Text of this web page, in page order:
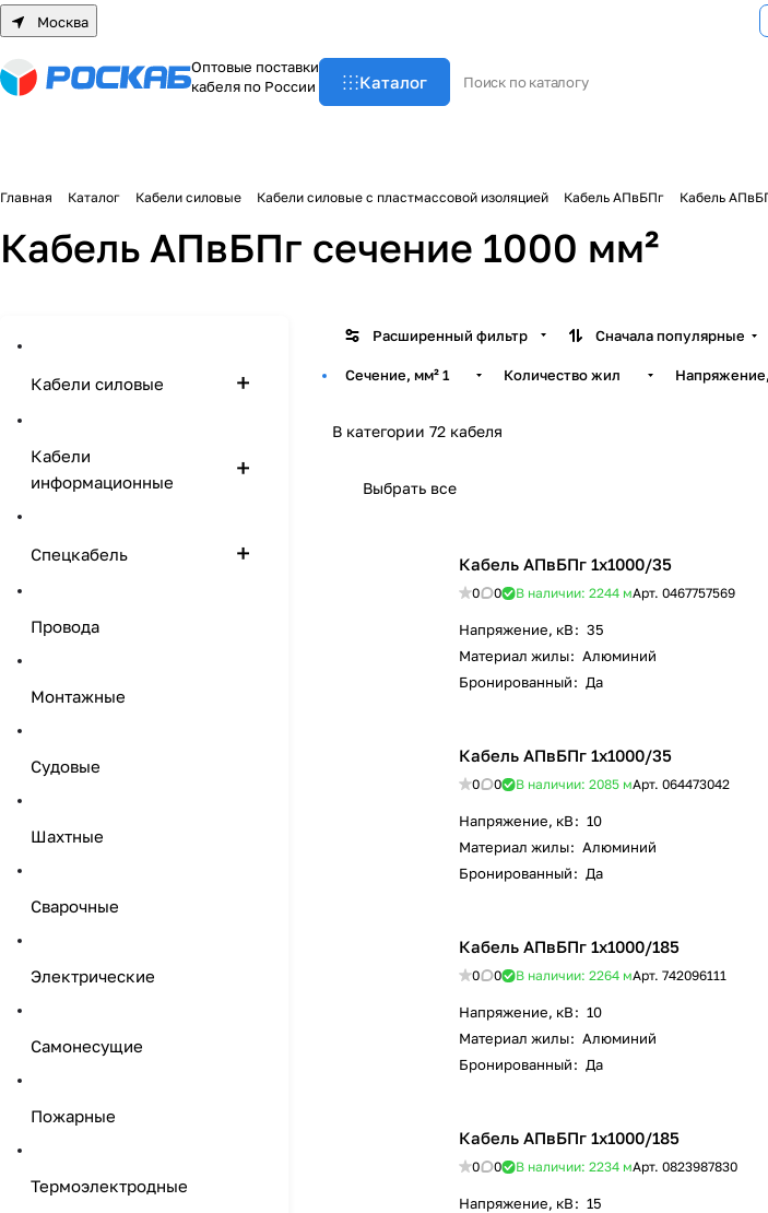
Москва
Оптовые поставки
кабеля по России
Каталог
Главная Каталог Кабели силовые Кабели силовые с пластмассовой изоляцией Кабель АПвБПг Кабель
Кабель АПвБПг сечение 1000 мм²
Расширенный фильтр Сначала популярные
Сечение, мм²1 Количество жил
В категории 72 кабеля
Выбрать все
Кабель АПвБПг 1х1000/35
0 0 В наличии: 2244 мАрт. 0467757569
Напряжение, кВ: 35
Материал жилы: Алюминий
Бронированный: Да
Кабель АПвБПг 1х1000/35
0 0 В наличии: 2085 мАрт. 064473042
Напряжение, кВ: 10
Материал жилы: Алюминий
Бронированный: Да
Кабель АПвБПг 1х1000/185
0 0 В наличии: 2264 мАрт. 742096111
Напряжение, кВ: 10
Материал жилы: Алюминий
Бронированный: Да
Кабель АПвБПг 1х1000/185
0 0 В наличии: 2234 мАрт. 0823987830
Напряжение, кВ: 15
Кабели силовые
Кабели
информационные
Спецкабель
Провода
Монтажные
Судовые
Шахтные
Сварочные
Электрические
Самонесущие
Пожарные
Термоэлектродные